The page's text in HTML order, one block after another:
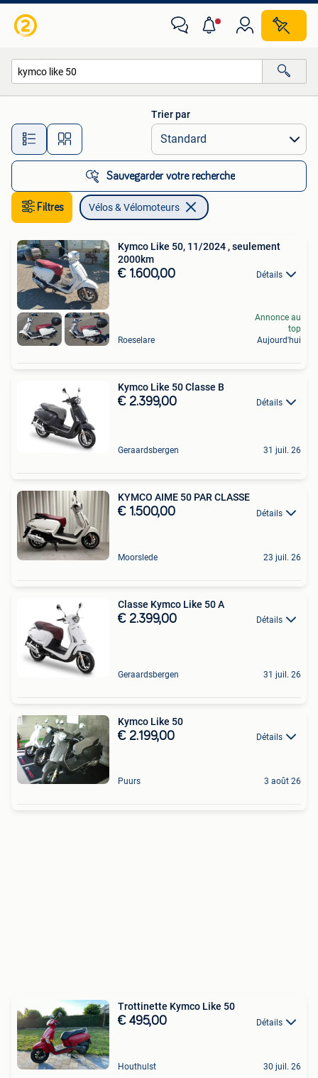
Toutes les distances…
Trier par
Sauvegarder votre recherche
Filtres Vélos & Vélomoteurs
Kymco Like 50, 11/2024 , seulement
2000km
€ 1.600,00 Détails
Roeselare
Annonce au
top
Aujourd'hui
Kymco Like 50 Classe B
€ 2.399,00 Détails
Geraardsbergen 31 juil. 26
KYMCO AIME 50 PAR CLASSE
€ 1.500,00 Détails
Moorslede 23 juil. 26
Classe Kymco Like 50 A
€ 2.399,00 Détails
Geraardsbergen 31 juil. 26
Kymco Like 50
€ 2.199,00 Détails
Puurs 3 août 26
Trottinette Kymco Like 50
€ 495,00 Détails
Houthulst 30 juil. 26